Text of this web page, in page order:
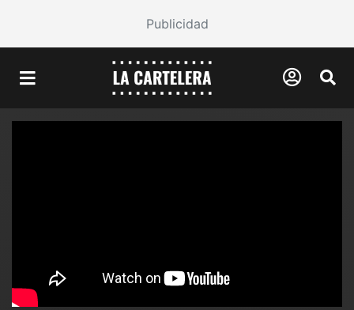
Publicidad